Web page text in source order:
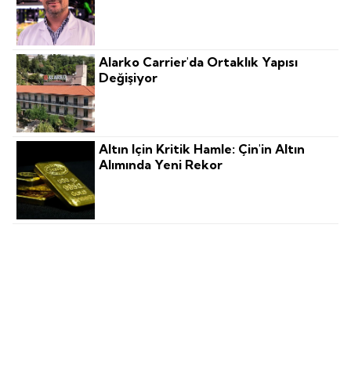
Alarko Carrier'da Ortaklık Yapısı
Değişiyor
Altın Için Kritik Hamle: Çin'in Altın
Alımında Yeni Rekor